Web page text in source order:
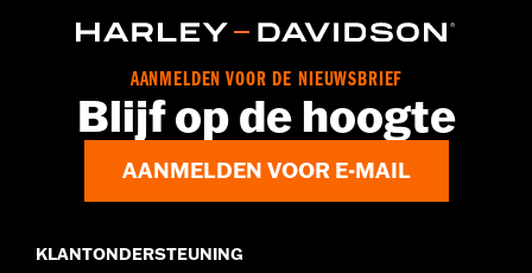
Afmetingen windscherm: Overall hoogte 27.4 duimen breedte-
23.0 duimen.
Installatie-instructies
Bevestigingsstijl:Snelkoppeling
Per stuk verkocht:
Elk
Lexan®
nodig is om het windscherm te installeren
AANMELDEN VOOR DE NIEUWSBRIEF
Blijf op de hoogte
AANMELDEN VOOR E-MAIL
KLANTONDERSTEUNING